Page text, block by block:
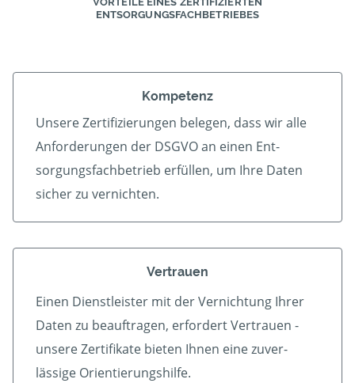
ENTSORGUNGSFACHBETRIEBES
Kompetenz
Unsere Zertifizierungen belegen, dass wir alle
An­forder­ungen der DSGVO an einen Ent­
sorgungs­fach­betrieb er­füllen, um Ihre Daten
sicher zu vernichten.
Vertrauen
Einen Dienstleister mit der Vern­ichtung Ihrer
Daten zu beauf­tragen, erfordert Vertrauen -
unsere Zerti­fikate bieten Ihnen eine zu­ver­
lässige Orientierungshilfe.